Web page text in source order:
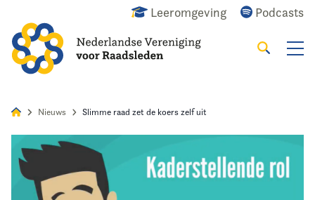
Leeromgeving Podcasts
Zoeken
Home
Agenda
Nieuws Slimme raad zet de koers zelf uit